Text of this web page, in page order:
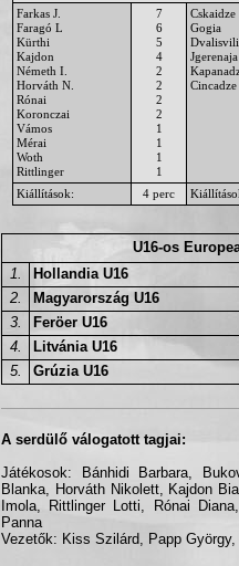
Farkas J.
Faragó L
Kürthi
Kajdon
Németh I.
Horváth N.
Rónai
Koronczai
Vámos
Mérai
Woth
Rittlinger
7
6
5
4
2
2
2
2
1
1
1
1
Cskaidze
Gogia
Dvalisvili
Jgerenaja
Cincadze
Kiállítások: 4 perc
U16-os
1.
Hollandia U16
2.
Magyarország U16
3.
Feröer U16
4.
Litvánia U16
5.
Grúzia U16
A serdülő válogatott tagjai:
Játékosok: Bánhidi Barbara,
Blanka, Horváth Nikolett, Kajdon
Imola, Rittlinger Lotti, Rónai
Panna
Vezetők: Kiss Szilárd, Papp